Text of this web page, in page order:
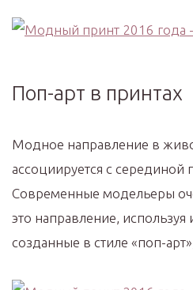
Поп-арт в принтах
Модное направление в
ассоциируется с серединой
Современные модельеры
это направление, используя
созданные в стиле «поп-